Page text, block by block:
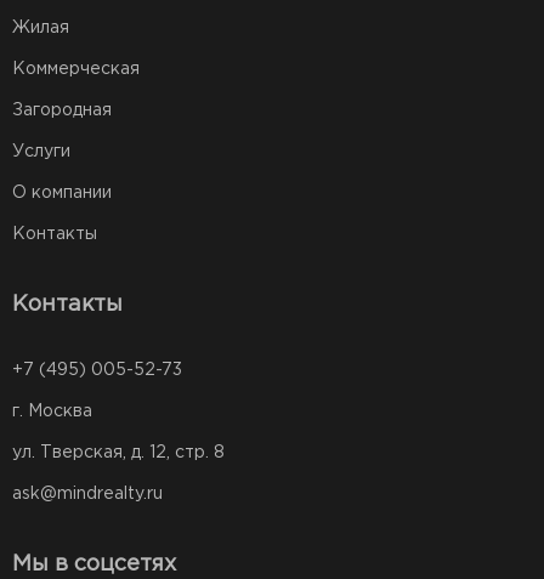
Жилая
Коммерческая
Загородная
Услуги
О компании
Контакты
Контакты
+7 (495) 005-52-73
г. Москва
ул. Тверская, д. 12, стр. 8
ask@mindrealty.ru
Мы в соцсетях